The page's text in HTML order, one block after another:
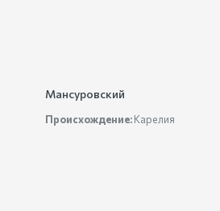
Мансуровский
Происхождение:Карелия